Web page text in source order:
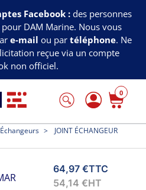
Facebook : des personnes
DAM Marine. Nous vous
e-mail ou par téléphone. Ne
reçue via un compte
non officiel.
0
Échangeurs
JOINT ÉCHANGEUR
64,97 €TTC
54,14 €HT